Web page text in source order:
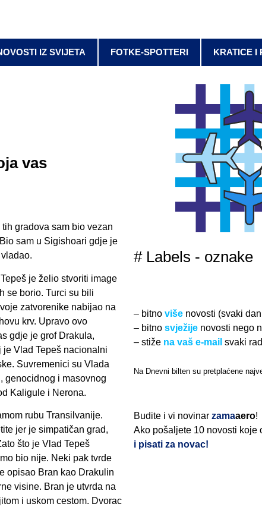
IZ SVIJETA FOTKE-SPOTTERI KRATICE I
vas
gradova sam bio vezan
sam u Sigishoari gdje je
je želio stvoriti image
se borio. Turci su bili
zatvorenike nabijao na
krv. Upravo ovo
gdje je grof Drakula,
Vlad Tepeš nacionalni
Suvremenici su Vlada
genocidnog i masovnog
Kaligule i Nerona.
rubu Transilvanije.
jer je simpatičan grad,
što je Vlad Tepeš
bio nije. Neki pak tvrde
opisao Bran kao Drakulin
visine. Bran je utvrda na
i uskom cestom. Dvorac
# Labels - oznake
– bitno više novosti (svaki
– bitno svježije novosti nego
– stiže na vaš e-mail svaki
Na Dnevni bilten su pretplaćene
Budite i vi novinar zamaaero!
Ako pošaljete 10 novosti koje
i pisati za novac!